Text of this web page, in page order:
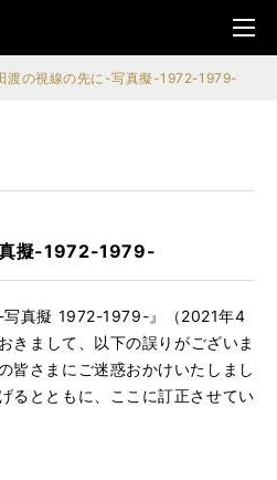
メニ
ュ
渡の視線の先に-写真擬-1972-1979-
真擬-1972-1979-
写真擬 1972-1979-』（2021年4
きまして、以下の誤りがございま
皆さまにご迷惑おかけいたしまし
るとともに、ここに訂正させてい